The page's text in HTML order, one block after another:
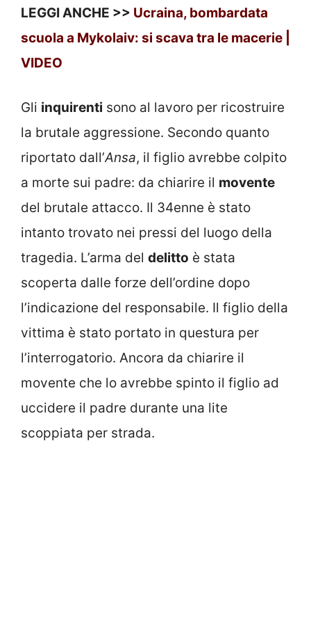
LEGGI ANCHE >> Ucraina, bombardata
scuola a Mykolaiv: si scava tra le macerie |
VIDEO
Gli inquirenti sono al lavoro per ricostruire
la brutale aggressione. Secondo quanto
riportato dall’Ansa, il figlio avrebbe colpito
a morte sui padre: da chiarire il movente
del brutale attacco. Il 34enne è stato
intanto trovato nei pressi del luogo della
tragedia. L’arma del delitto è stata
scoperta dalle forze dell’ordine dopo
l’indicazione del responsabile. Il figlio della
vittima è stato portato in questura per
l’interrogatorio. Ancora da chiarire il
movente che lo avrebbe spinto il figlio ad
uccidere il padre durante una lite
scoppiata per strada.